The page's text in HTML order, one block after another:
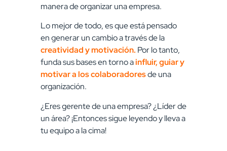
manera de organizar una empresa.
Lo mejor de todo, es que está pensado
en generar un cambio a través de la
creatividad y motivación. Por lo tanto,
funda sus bases en torno ainfluir, guiar y
motivar a los colaboradoresde una
organización.
¿Eres gerente de una empresa? ¿Líder de
un área? ¡Entonces sigue leyendo y lleva a
tu equipo a la cima!